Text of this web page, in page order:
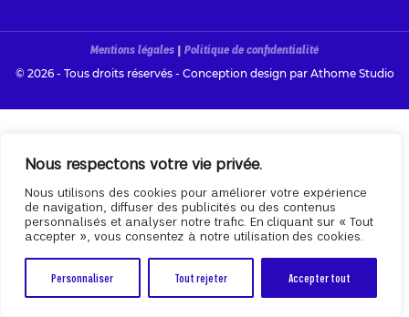
Nous respectons votre vie privée.
Nous utilisons des cookies pour améliorer votre expérience
de navigation, diffuser des publicités ou des contenus
personnalisés et analyser notre trafic. En cliquant sur « Tout
accepter », vous consentez à notre utilisation des cookies.
Personnaliser Tout rejeter Accepter tout
Mentions légales | Politique de confidentialité
© 2026 - Tous droits réservés - Conception design par Athome Studio